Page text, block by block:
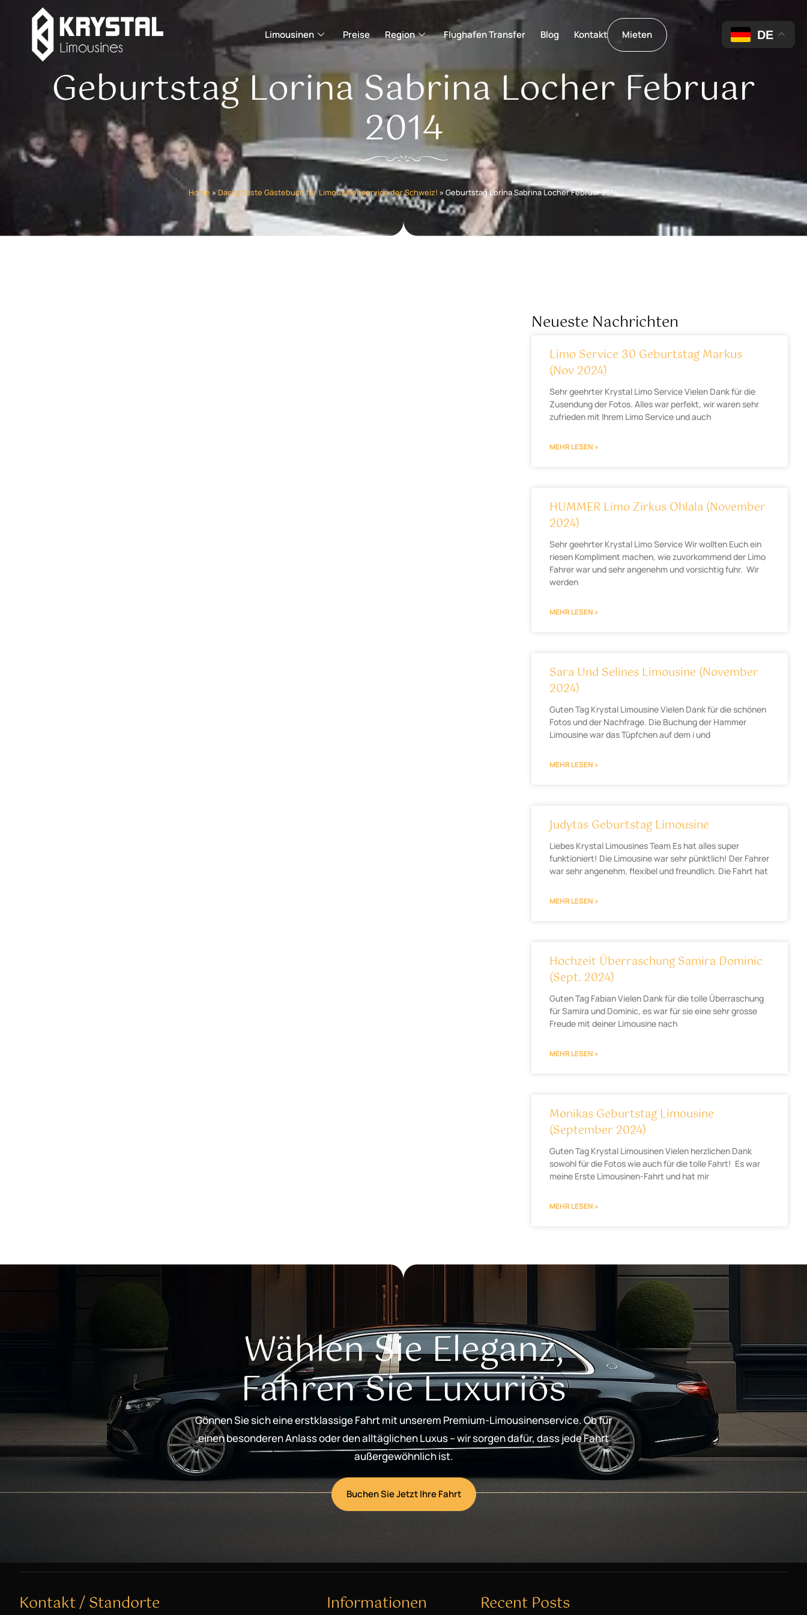
Limousinen Preise Region Flughafen Transfer Blog Kontakt Mieten
Geburtstag Lorina Sabrina Locher Februar
2014
Home » Das grösste Gästebuch für Limousinenservice der Schweiz! » Geburtstag Lorina Sabrina Locher Februar 2014
Neueste Nachrichten
Limo Service 30 Geburtstag Markus
(Nov 2024)
Sehr geehrter Krystal Limo Service Vielen Dank für die
Zusendung der Fotos. Alles war perfekt, wir waren sehr
zufrieden mit Ihrem Limo Service und auch
MEHR LESEN »
HUMMER Limo Zirkus Ohlala (November
2024)
Sehr geehrter Krystal Limo Service Wir wollten Euch ein
riesen Kompliment machen, wie zuvorkommend der Limo
Fahrer war und sehr angenehm und vorsichtig fuhr. Wir
werden
MEHR LESEN »
Sara Und Selines Limousine (November
2024)
Guten Tag Krystal Limousine Vielen Dank für die schönen
Fotos und der Nachfrage. Die Buchung der Hammer
Limousine war das Tüpfchen auf dem i und
MEHR LESEN »
Judytas Geburtstag Limousine
Liebes Krystal Limousines Team Es hat alles super
funktioniert! Die Limousine war sehr pünktlich! Der Fahrer
war sehr angenehm, flexibel und freundlich. Die Fahrt hat
MEHR LESEN »
Hochzeit Überraschung Samira Dominic
(Sept. 2024)
Guten Tag Fabian Vielen Dank für die tolle Überraschung
für Samira und Dominic, es war für sie eine sehr grosse
Freude mit deiner Limousine nach
MEHR LESEN »
Monikas Geburtstag Limousine
(September 2024)
Guten Tag Krystal Limousinen Vielen herzlichen Dank
sowohl für die Fotos wie auch für die tolle Fahrt! Es war
meine Erste Limousinen-Fahrt und hat mir
MEHR LESEN »
Wählen Sie Eleganz,
Fahren Sie Luxuriös
Gönnen Sie sich eine erstklassige Fahrt mit unserem Premium-Limousinenservice. Ob für
einen besonderen Anlass oder den alltäglichen Luxus – wir sorgen dafür, dass jede Fahrt
außergewöhnlich ist.
Buchen Sie Jetzt Ihre Fahrt
Kontakt / Standorte Informationen Recent Posts
DE